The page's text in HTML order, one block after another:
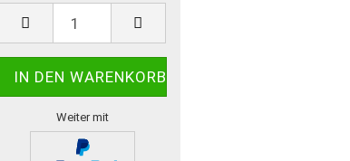
Stück
Weiter mit